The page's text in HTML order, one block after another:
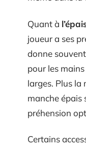
Quant à
joueur a ses
donne
pour les
larges. Plus la
manche épais
préhension
Certains